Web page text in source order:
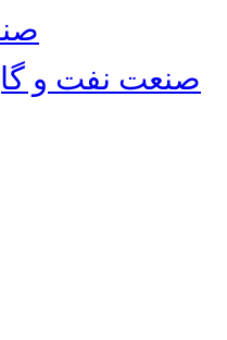
صنعت نفت و